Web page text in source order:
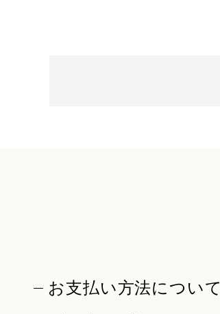
お支払い方法について